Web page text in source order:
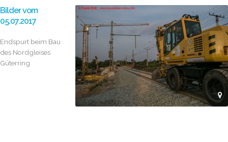
Bilder vom
05.07.2017
Endspurt beim Bau
des Nordgleises
Güterring